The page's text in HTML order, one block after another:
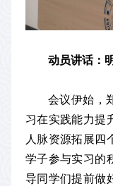
动员讲话：
会议伊始，
习在实践能力提
人脉资源拓展四
学子参与实习的
导同学们提前做